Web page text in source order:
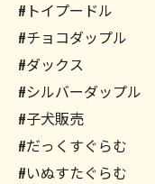
#トイプードル
#チョコダップル
#ダックス
#シルバーダップル
#子犬販売
#だっくすぐらむ
#いぬすたぐらむ